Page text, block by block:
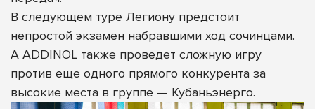
В следующем туре Легиону предстоит
непростой экзамен набравшими ход сочинцами.
А ADDINOL также проведет сложную игру
против еще одного прямого конкурента за
высокие места в группе — Кубаньэнерго.